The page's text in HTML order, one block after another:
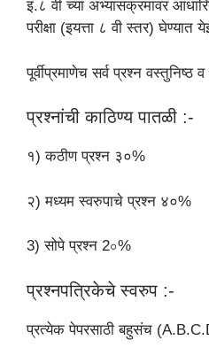
इ.८ वी च्या अभ्यासक्रमावर
परीक्षा (इयत्ता ८ वी स्तर) घेण्यात
पूर्वीप्रमाणेच सर्व प्रश्न वस्तुनिष्ठ
प्रश्नांची काठिण्य पातळी :-
१) कठीण प्रश्न ३०%
२) मध्यम स्वरुपाचे प्रश्न ४०%
3) सोपे प्रश्‍न 2০%
प्रश्नपत्रिकेचे स्वरुप :-
प्रत्येक पेपरसाठी बहुसंच